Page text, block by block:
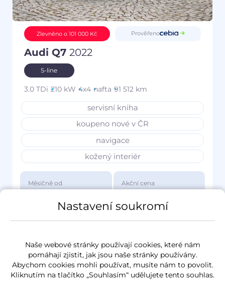
Zlevněno o 101 000 Kč Prověřeno
Audi Q7 2022
S-line
3.0 TDi 210 kW 4x4 nafta 91 512 km
servisní kniha
koupeno nové v ČR
navigace
kožený interiér
Měsíčně od
3 417 Kč
Akční cena
1 149 000 Kč
Nastavení soukromí
Naše webové stránky používají cookies, které nám
pomáhají zjistit, jak jsou naše stránky používány.
Abychom cookies mohli používat, musíte nám to povolit.
Kliknutím na tlačítko „Souhlasím“ udělujete tento souhlas.